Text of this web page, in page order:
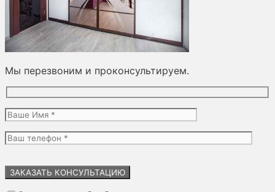
Мы перезвоним и проконсультируем.
это